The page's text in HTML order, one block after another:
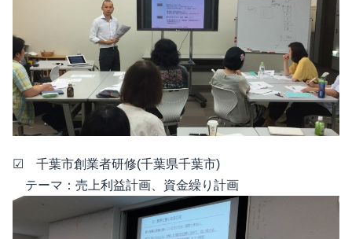
☑ 千葉市創業者研修(千葉県千葉市)
テーマ：売上利益計画、資金繰り計画